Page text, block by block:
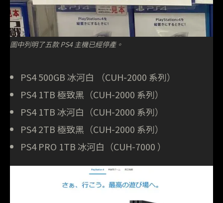
圖中列明了五款 PS4 主機已經停產。
PS4 500GB 冰河白 （CUH-2000 系列）
PS4 1TB 極致黑（CUH-2000 系列）
PS4 1TB 冰河白（CUH-2000 系列）
PS4 2TB 極致黑（CUH-2000 系列）
PS4 PRO 1TB 冰河白（CUH-7000 ）